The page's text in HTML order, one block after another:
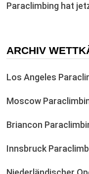
Paraclimbing hat
ARCHIV
Los Angeles
Moscow
Briancon
Innsbruck